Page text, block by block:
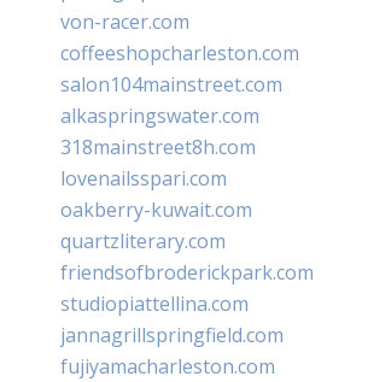
von-racer.com
coffeeshopcharleston.com
salon104mainstreet.com
alkaspringswater.com
318mainstreet8h.com
lovenailsspari.com
oakberry-kuwait.com
quartzliterary.com
friendsofbroderickpark.com
studiopiattellina.com
jannagrillspringfield.com
fujiyamacharleston.com